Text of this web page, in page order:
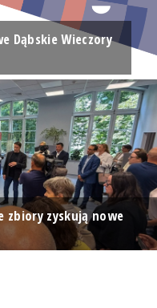
Dąbskie Wieczory
zbiory zyskują nowe